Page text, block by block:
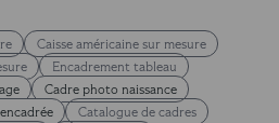
Caisse américaine sur mesure
Encadrement tableau
Cadre photo naissance
Catalogue de cadres